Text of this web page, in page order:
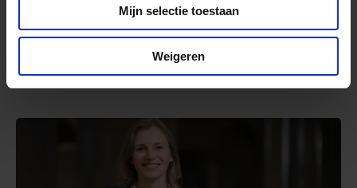
Mijn selectie toestaan
Weigeren
Gerelateerde nieuwsberichten